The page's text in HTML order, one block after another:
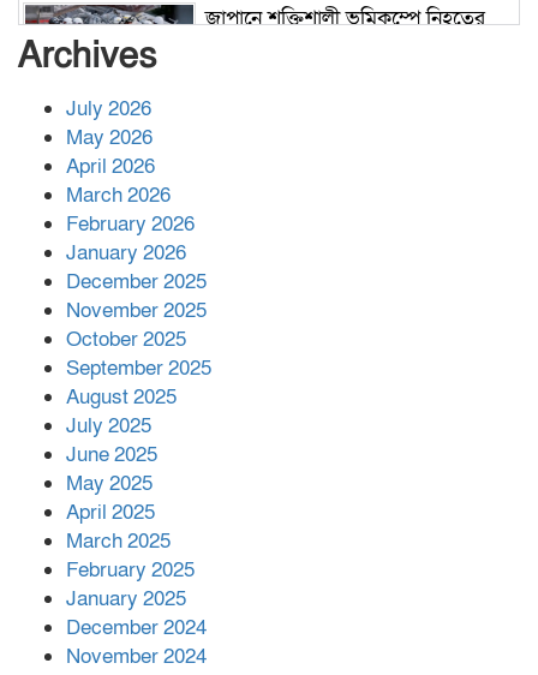
জাপানে শক্তিশালী ভূমিকম্পে নিহতের
পর ফোন তারেক রহমানের,গ্যাস সঙ্কট
Archives
July 2026
May 2026
April 2026
March 2026
February 2026
January 2026
December 2025
November 2025
October 2025
September 2025
August 2025
July 2025
June 2025
May 2025
April 2025
March 2025
February 2025
January 2025
December 2024
November 2024